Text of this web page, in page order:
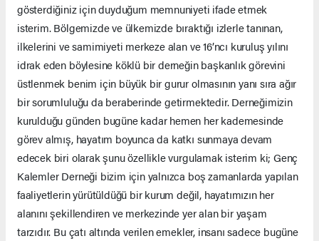
gösterdiğiniz için duyduğum memnuniyeti ifade etmek
isterim. Bölgemizde ve ülkemizde bıraktığı izlerle tanınan,
ilkelerini ve samimiyeti merkeze alan ve 16’ncı kuruluş yılını
idrak eden böylesine köklü bir derneğin başkanlık görevini
üstlenmek benim için büyük bir gurur olmasının yanı sıra ağır
bir sorumluluğu da beraberinde getirmektedir. Derneğimizin
kurulduğu günden bugüne kadar hemen her kademesinde
görev almış, hayatım boyunca da katkı sunmaya devam
edecek biri olarak şunu özellikle vurgulamak isterim ki; Genç
Kalemler Derneği bizim için yalnızca boş zamanlarda yapılan
faaliyetlerin yürütüldüğü bir kurum değil, hayatımızın her
alanını şekillendiren ve merkezinde yer alan bir yaşam
tarzıdır. Bu çatı altında verilen emekler, insanı sadece bugüne